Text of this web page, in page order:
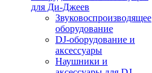
для Ди-Джеев
Звуковоспроизводящее
оборудование
DJ-оборудование и
аксессуары
Наушники и